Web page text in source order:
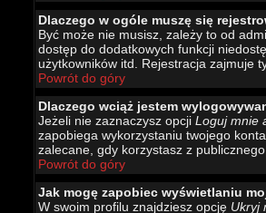
Dlaczego w ogóle muszę się
Być może nie musisz, zależy to od
dostęp do dodatkowych funkcji
użytkowników itd. Rejestracja zajmuje
Powrót do góry
Dlaczego wciąż jestem
Jeżeli nie zaznaczysz opcji Loguj mnie
zapobiega wykorzystaniu twojego
zalecane, gdy korzystasz z
Powrót do góry
Jak mogę zapobiec wyświetlaniu
W swoim profilu znajdziesz opcję Ukryj